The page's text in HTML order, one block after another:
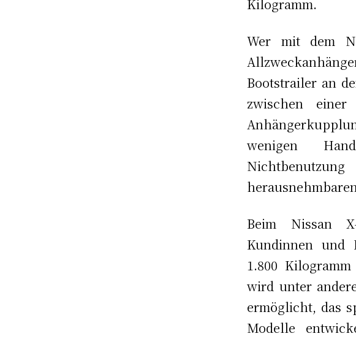
Kilogramm.
Wer mit dem
Bootstrailer an
zwischen
wenigen
Beim Nissan
Kundinnen und
1.800
wird unter
ermöglicht, das
Modelle